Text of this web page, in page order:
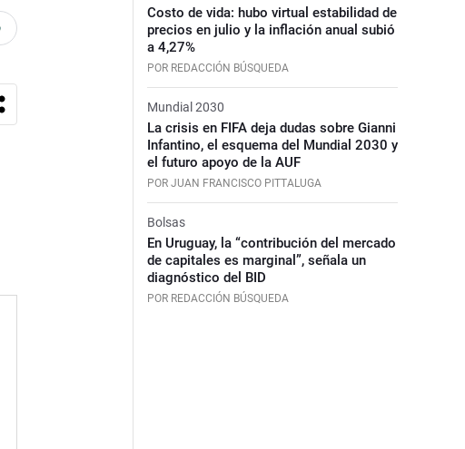
Costo de vida: hubo virtual estabilidad de
precios en julio y la inflación anual subió
a 4,27%
POR REDACCIÓN BÚSQUEDA
Mundial 2030
La crisis en FIFA deja dudas sobre Gianni
Infantino, el esquema del Mundial 2030 y
el futuro apoyo de la AUF
POR JUAN FRANCISCO PITTALUGA
Bolsas
En Uruguay, la “contribución del mercado
de capitales es marginal”, señala un
diagnóstico del BID
POR REDACCIÓN BÚSQUEDA